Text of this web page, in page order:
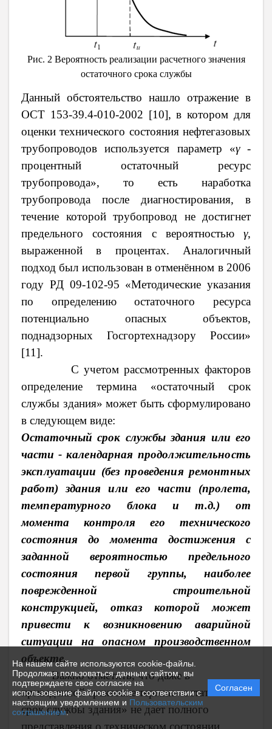
На нашем сайте используются cookie-файлы.
Продолжая пользоваться данным сайтом, вы
подтверждаете свое согласие на
использование файлов cookie в соответствии с
настоящим уведомлением и Пользовательским
соглашением.
Согласен
Рис. 2 Вероятность реализации расчетного значения
остаточного срока службы
Данный обстоятельство нашло отражение в
ОСТ 153-39.4-010-2002 [10], в котором для
оценки технического состояния нефтегазовых
трубопроводов используется параметр «γ-
процентный остаточный ресурс
трубопровода», то есть наработка
трубопровода после диагностирования, в
течение которой трубопровод не достигнет
предельного состояния с вероятностьюγ,
выраженной в процентах. Аналогичный
подход был использован вотменённом в 2006
году РД 09-102-95 «Методические указания
по определению остаточного ресурса
потенциально опасных объектов,
поднадзорных Госгортехнадзору России»
[11].
С учетом рассмотренных факторов
определение термина «остаточный срок
службы здания» может быть сформулировано
в следующем виде:
Остаточный срок службы здания или его
части -календарная продолжительность
эксплуатации (без проведения ремонтных
работ) здания или его части (пролета,
температурного блока и т.д.) от
момента контроля его технического
состояния до момента достижения с
заданной вероятностью предельного
состояния первой группы, наиболее
поврежденной строительной
конструкцией, отказ которой может
привести к возникновению аварийной
ситуации на опасном производственном
объекте.
Важно отметить, что даже в
приведенной трактовке термин «остаточный
срок службы здания» не дает полного
представления о техническом состоянии